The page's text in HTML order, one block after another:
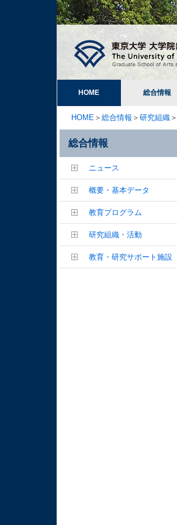
HOME 総合情報
HOME ＞ 総合情報 ＞ 研究組織 ＞
総合情報
ニュース
概要・基本データ
教育プログラム
研究組織・活動
教育・研究サポート施設